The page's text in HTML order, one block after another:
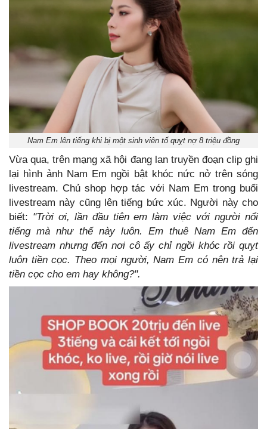
Nam Em lên tiếng khi bị một sinh viên tố quỵt nợ 8 triệu đồng
Vừa qua, trên mạng xã hội đang lan truyền đoạn clip ghi
lại hình ảnh Nam Em ngồi bật khóc nức nở trên sóng
livestream. Chủ shop hợp tác với Nam Em trong buổi
livestream này cũng lên tiếng bức xúc. Người này cho
biết: "Trời ơi, lần đầu tiên em làm việc với người nổi
tiếng mà như thế này luôn. Em thuê Nam Em đến
livestream nhưng đến nơi cô ấy chỉ ngồi khóc rồi quỵt
luôn tiền cọc. Theo mọi người, Nam Em có nên trả lại
tiền cọc cho em hay không?".